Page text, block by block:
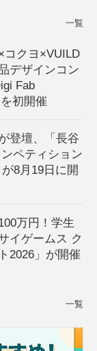
一覧
コクヨ×VUILD
デザインコン
Fab
初開催
登壇、「長谷
ペティション
8月19日に開
万円！学生
イゲームス ク
2026」が開催
一覧